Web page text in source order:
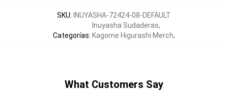
SKU: INUYASHA-72424-08-DEFAULT
Categorías:
Inuyasha Sudaderas,
Kagome Higurashi Merch,
What Customers Say